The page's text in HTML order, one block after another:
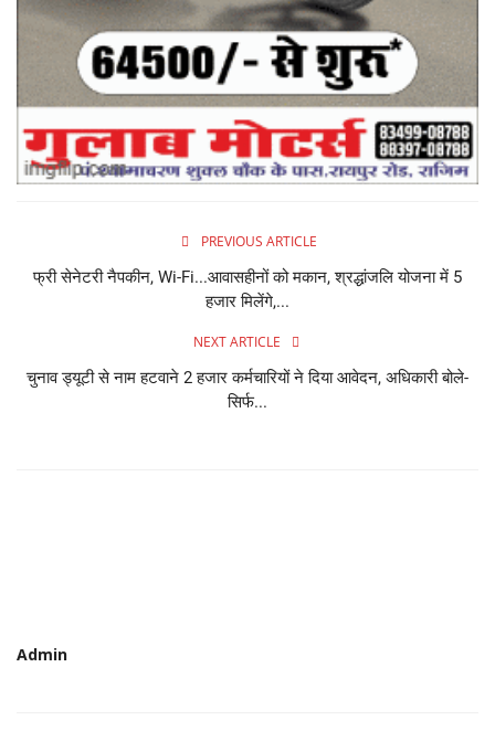
PREVIOUS ARTICLE
फ्री सेनेटरी नैपकीन, Wi-Fi...आवासहीनों को मकान, श्रद्धांजलि योजना में 5
हजार मिलेंगे,...
NEXT ARTICLE
चुनाव ड्यूटी से नाम हटवाने 2 हजार कर्मचारियों ने दिया आवेदन, अधिकारी बोले-
सिर्फ...
Admin